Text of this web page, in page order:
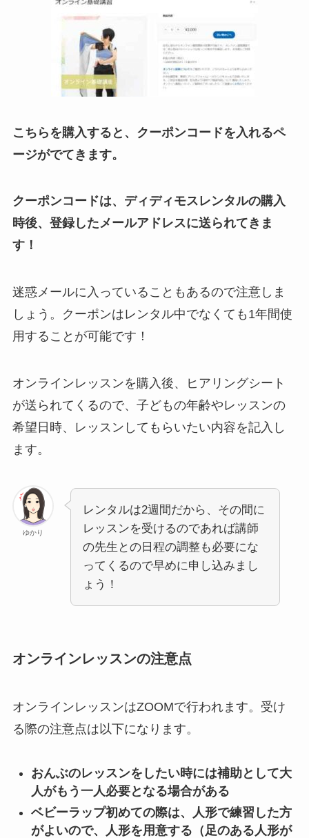
こちらを購入すると、クーポンコードを入れるペ
ージがでてきます。
クーポンコードは、ディディモスレンタルの購入
時後、登録したメールアドレスに送られてきま
す！
迷惑メールに入っていることもあるので注意しま
しょう。クーポンはレンタル中でなくても1年間使
用することが可能です！
オンラインレッスンを購入後、ヒアリングシート
が送られてくるので、子どもの年齢やレッスンの
希望日時、レッスンしてもらいたい内容を記入し
ます。
ゆかり
レンタルは2週間だから、その間に
レッスンを受けるのであれば講師
の先生との日程の調整も必要にな
ってくるので早めに申し込みまし
ょう！
オンラインレッスンの注意点
オンラインレッスンはZOOMで行われます。受け
る際の注意点は以下になります。
おんぶのレッスンをしたい時には補助として大
人がもう一人必要となる場合がある
ベビーラップ初めての際は、人形で練習した方
がよいので、人形を用意する（足のある人形が